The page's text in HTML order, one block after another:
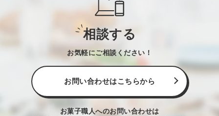
相談する
お気軽にご相談ください！
お問い合わせはこちらから
お菓子職人へのお問い合わせは